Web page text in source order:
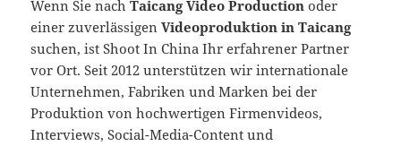
Wenn Sie nachTaicang Video Production oder
einer zuverlässigenVideoproduktion in Taicang
suchen, ist Shoot In China Ihr erfahrener Partner
vor Ort. Seit 2012 unterstützen wir internationale
Unternehmen, Fabriken und Marken bei der
Produktion von hochwertigen Firmenvideos,
Interviews, Social-Media-Content und